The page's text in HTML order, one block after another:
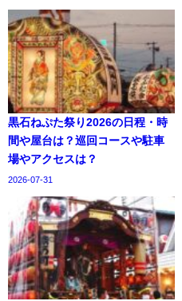
黒石ねぷた祭り2026の日程・時
間や屋台は？巡回コースや駐車
場やアクセスは？
2026-07-31